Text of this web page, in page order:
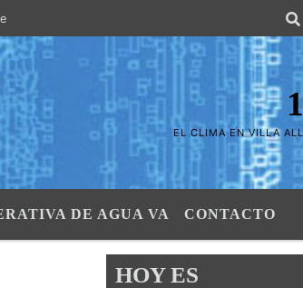
"El Aire de las Sierras". SI SU AVISO ESTA
EL CLIMA EN VILLA
DE AGUA VA CONTACTO
HOY ES